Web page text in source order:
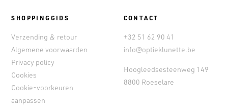
SHOPPINGGIDS
Verzending & retour
Algemene voorwaarden
Privacy policy
Cookies
Cookie-voorkeuren
aanpassen
CONTACT
+32 51 62 90 41
info@optieklunette.be
Hoogleedsesteenweg 149
8800 Roeselare